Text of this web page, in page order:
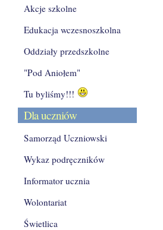
Akcje szkolne
Edukacja wczesnoszkolna
Oddziały przedszkolne
"Pod Aniołem"
Tu byliśmy!!!
Dla uczniów
Samorząd Uczniowski
Wykaz podręczników
Informator ucznia
Wolontariat
Świetlica